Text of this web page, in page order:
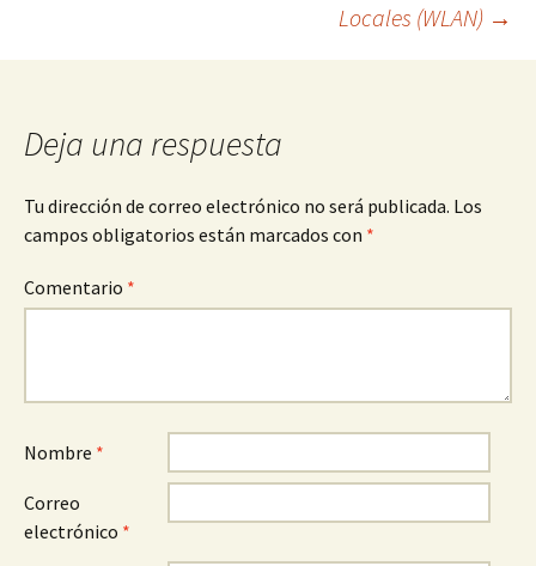
Locales (WLAN) →
Deja una respuesta
Tu dirección de correo electrónico no será publicada. Los
campos obligatorios están marcados con *
Comentario *
Nombre *
Correo
electrónico *